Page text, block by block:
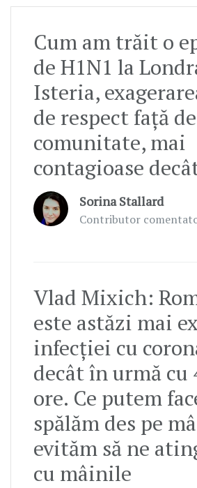
Cum am trăit o
de H1N1 la
Isteria,
de respect față de
comunitate, mai
contagioase
Sorina Stallard
Contributor
Vlad Mixich:
este astăzi mai
infecției cu
decât în urmă cu
ore. Ce putem
spălăm des pe
evităm să ne
cu mâinile